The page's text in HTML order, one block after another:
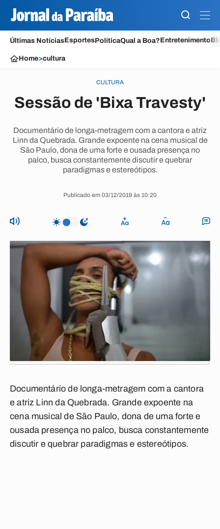
Últimas NotíciasEsportesPolíticaQual a Boa?Entretenimento
Home>cultura
CULTURA
Sessão de 'Bixa Travesty'
Documentário de longa-metragem com a cantora e atriz
Linn da Quebrada. Grande expoente na cena musical de
São Paulo, dona de uma forte e ousada presença no
palco, busca constantemente discutir e quebrar
paradigmas e estereótipos.
Publicado em 03/12/2019 às 10:20
Documentário de longa-metragem com a cantora
e atriz Linn da Quebrada. Grande expoente na
cena musical de São Paulo, dona de uma forte e
ousada presença no palco, busca constantemente
discutir e quebrar paradigmas e estereótipos.